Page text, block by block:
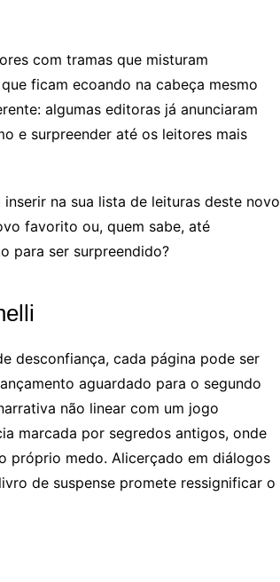
com tramas que misturam
ficam ecoando na cabeça mesmo
algumas editoras já anunciaram
e surpreender até os leitores mais
na sua lista de leituras deste novo
favorito ou, quem sabe, até
para ser surpreendido?
desconfiança, cada página pode ser
aguardado para o segundo
não linear com um jogo
marcada por segredos antigos, onde
próprio medo. Alicerçado em diálogos
de suspense promete ressignificar o